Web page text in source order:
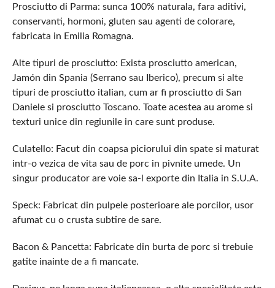
Prosciutto di Parma: sunca 100% naturala, fara aditivi,
conservanti, hormoni, gluten sau agenti de colorare,
fabricata in Emilia Romagna.
Alte tipuri de prosciutto: Exista prosciutto american,
Jamón din Spania (Serrano sau Iberico), precum si alte
tipuri de prosciutto italian, cum ar fi prosciutto di San
Daniele si prosciutto Toscano. Toate acestea au arome si
texturi unice din regiunile in care sunt produse.
Culatello: Facut din coapsa piciorului din spate si maturat
intr-o vezica de vita sau de porc in pivnite umede. Un
singur producator are voie sa-l exporte din Italia in S.U.A.
Speck: Fabricat din pulpele posterioare ale porcilor, usor
afumat cu o crusta subtire de sare.
Bacon & Pancetta: Fabricate din burta de porc si trebuie
gatite inainte de a fi mancate.